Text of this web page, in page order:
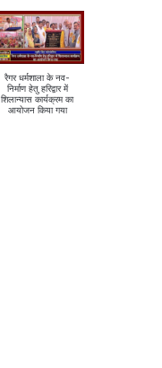
रैगर धर्मशाला के नव-
निर्माण हेतु हरिद्वार में
शिलान्यास कार्यक्रम का
आयोजन किया गया